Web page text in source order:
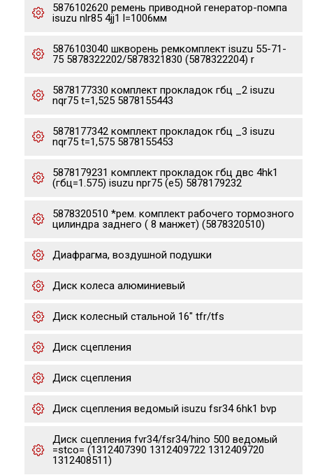
5876102620 ремень приводной генератор-помпа
isuzu nlr85 4jj1 l=1006мм
5876103040 шкворень ремкомплект isuzu 55-71-
75 5878322202/5878321830 (5878322204) r
5878177330 комплект прокладок гбц _2 isuzu
nqr75 t=1,525 5878155443
5878177342 комплект прокладок гбц _3 isuzu
nqr75 t=1,575 5878155453
5878179231 комплект прокладок гбц двс 4hk1
(гбц=1.575) isuzu npr75 (e5) 5878179232
5878320510 *рем. комплект рабочего тормозного
цилиндра заднего ( 8 манжет) (5878320510)
Диафрагма, воздушной подушки
Диск колеса алюминиевый
Диск колесный стальной 16" tfr/tfs
Диск сцепления
Диск сцепления
Диск сцепления ведомый isuzu fsr34 6hk1 bvp
Диск сцепления fvr34/fsr34/hino 500 ведомый
=stco= (1312407390 1312409722 1312409720
1312408511)